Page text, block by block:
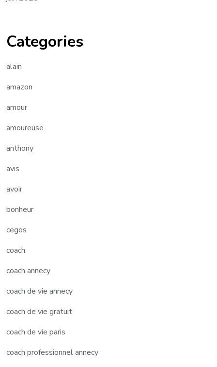
Categories
alain
amazon
amour
amoureuse
anthony
avis
avoir
bonheur
cegos
coach
coach annecy
coach de vie annecy
coach de vie gratuit
coach de vie paris
coach professionnel annecy